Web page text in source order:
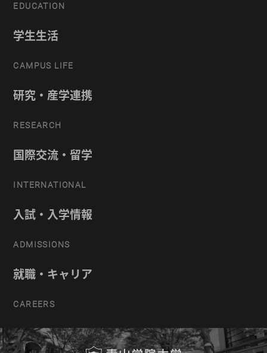
EDUCATION
学生生活
CAMPUS LIFE
研究・産学連携
RESEARCH
国際交流・留学
INTERNATIONAL
入試・入学情報
ADMISSIONS
就職・キャリア
CAREERS